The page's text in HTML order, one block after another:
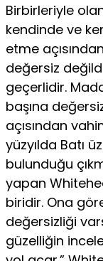
Birbirleriyle
kendinde ve
etme
değersiz
geçerlidir.
başına
açısından
yüzyılda Batı
bulunduğu
yapan
biridir. Ona
değersizliği
güzelliğin